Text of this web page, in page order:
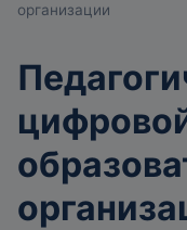
организации